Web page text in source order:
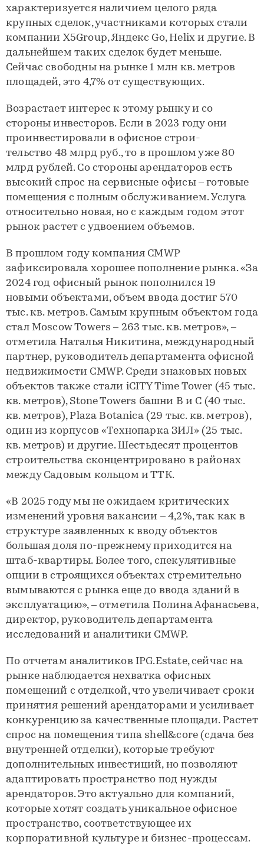
характеризуется наличием целого ряда
крупных сделок, участниками которых стали
компании X5Group, Яндекс Go, Helix и другие. В
дальнейшем таких сделок будет меньше.
Сейчас свободны на рынке 1 млн кв. метров
площадей, это 4,7% от существующих.
Возрастает интерес к этому рынку и со
стороны инвесторов. Если в 2023 году они
проинвестировали в офисное строи-
тельство 48 млрд руб., то в прошлом уже 80
млрд рублей. Со стороны арендаторов есть
высокий спрос на сервисные офисы – готовые
помещения с полным обслуживанием. Услуга
относительно новая, но с каждым годом этот
рынок растет с удвоением объемов.
В прошлом году компания CMWP
зафиксировала хорошее пополнение рынка. «За
2024 год офисный рынок пополнился 19
новыми объектами, объем ввода достиг 570
тыс. кв. метров. Самым крупным объектом года
стал Moscow Towers – 263 тыс. кв. метров», –
отметила Наталья Никитина, международный
партнер, руководитель департамента офисной
недвижимости CMWP. Среди знаковых новых
объектов также стали iCITY Time Tower (45 тыс.
кв. метров), Stone Towers башни B и C (40 тыс.
кв. метров), Plaza Botanica (29 тыс. кв. метров),
один из корпусов «Технопарка ЗИЛ» (25 тыс.
кв. метров) и другие. Шестьдесят процентов
строительства сконцентрировано в районах
между Садовым кольцом и ТТК.
«В 2025 году мы не ожидаем критических
изменений уровня вакансии – 4,2%, так как в
структуре заявленных к вводу объектов
большая доля по-прежнему приходится на
штаб-квартиры. Более того, спекулятивные
опции в строящихся объектах стремительно
вымываются с рынка еще до ввода зданий в
эксплуатацию», – отметила Полина Афанасьева,
директор, руководитель департамента
исследований и аналитики CMWP.
По отчетам аналитиков IPG.Estate, сейчас на
рынке наблюдается нехватка офисных
помещений с отделкой, что увеличивает сроки
принятия решений арендаторами и усиливает
конкуренцию за качественные площади. Растет
спрос на помещения типа shell&core (сдача без
внутренней отделки), которые требуют
дополнительных инвестиций, но позволяют
адаптировать пространство под нужды
арендаторов. Это актуально для компаний,
которые хотят создать уникальное офисное
пространство, соответствующее их
корпоративной культуре и бизнес-процессам.